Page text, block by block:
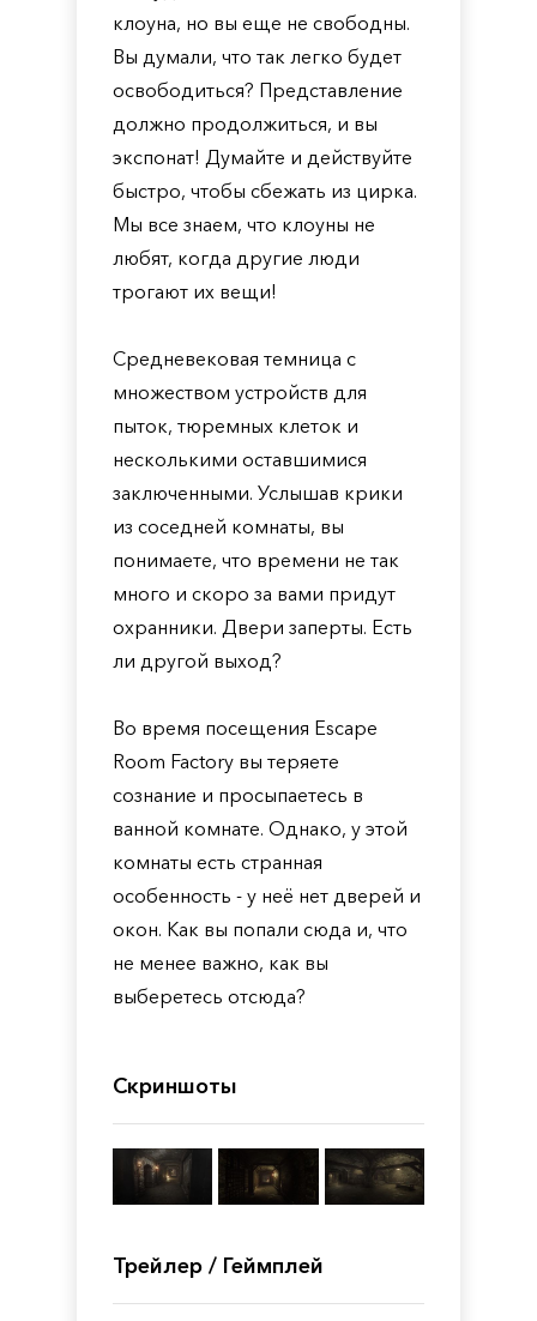
клоуна, но вы еще не свободны.
Вы думали, что так легко будет
освободиться? Представление
должно продолжиться, и вы
экспонат! Думайте и действуйте
быстро, чтобы сбежать из цирка.
Мы все знаем, что клоуны не
любят, когда другие люди
трогают их вещи!
Средневековая темница с
множеством устройств для
пыток, тюремных клеток и
несколькими оставшимися
заключенными. Услышав крики
из соседней комнаты, вы
понимаете, что времени не так
много и скоро за вами придут
охранники. Двери заперты. Есть
ли другой выход?
Во время посещения Escape
Room Factory вы теряете
сознание и просыпаетесь в
ванной комнате. Однако, у этой
комнаты есть странная
особенность - у неё нет дверей и
окон. Как вы попали сюда и, что
не менее важно, как вы
выберетесь отсюда?
Скриншоты
Трейлер / Геймплей